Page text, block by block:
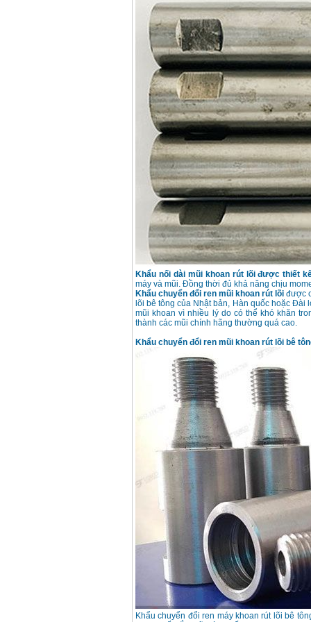
Khẩu nối dài mũi khoan rút lõi được thiết
máy và mũi. Đồng thời đủ khả năng chịu
Khẩu chuyển đổi ren mũi khoan rút lõi được
lõi bê tông của Nhật bản, Hàn quốc hoặc Đài
mũi khoan vì nhiều lý do có thể khó khăn
thành các mũi chính hãng thường quá cao.
Khẩu chuyển đổi ren mũi khoan rút lõi bê
Khẩu chuyển đổi ren máy khoan rút lõi bê